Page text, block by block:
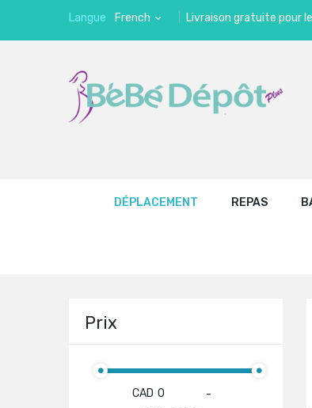
Langue French Livraison gratuite pour
DÉPLACEMENT REPAS
Prix
CAD
-